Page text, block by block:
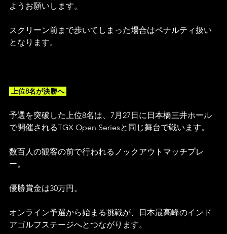
ようお願いします。
スクリーン前まで歩いてしまった場合はペナルティ扱い
となります。
上位8名が決勝へ
予選を突破した上位8名は、7月27日に日本橋三井ホール
で開催されるTGX Open Seriesと同じ舞台で戦います。
数百人の観客の前で行われるノックアウトマッチプレ
ー。
優勝賞金は30万円。
オンライン予選から始まる挑戦が、日本最高峰のインド
アゴルフステージへとつながります。